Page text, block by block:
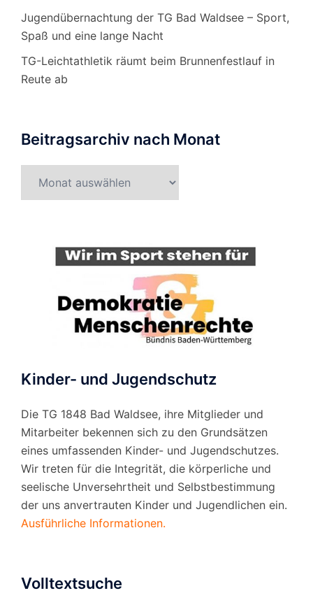
Jugendübernachtung der TG Bad Waldsee – Sport,
Spaß und eine lange Nacht
TG-Leichtathletik räumt beim Brunnenfestlauf in
Reute ab
Beitragsarchiv nach Monat
nach
Kinder- und Jugendschutz
Die TG 1848 Bad Waldsee, ihre Mitglieder und
Mitarbeiter bekennen sich zu den Grundsätzen
eines umfassenden Kinder- und Jugendschutzes.
Wir treten für die Integrität, die körperliche und
seelische Unversehrtheit und Selbstbestimmung
der uns anvertrauten Kinder und Jugendlichen ein.
Ausführliche Informationen.
Volltextsuche